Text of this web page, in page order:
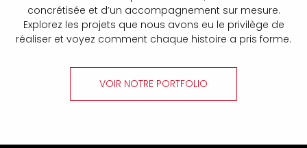
concrétisée et d’un accompagnement sur mesure.
Explorez les projets que nous avons eu le privilège de
réaliser et voyez comment chaque histoire a pris forme.
VOIR NOTRE PORTFOLIO